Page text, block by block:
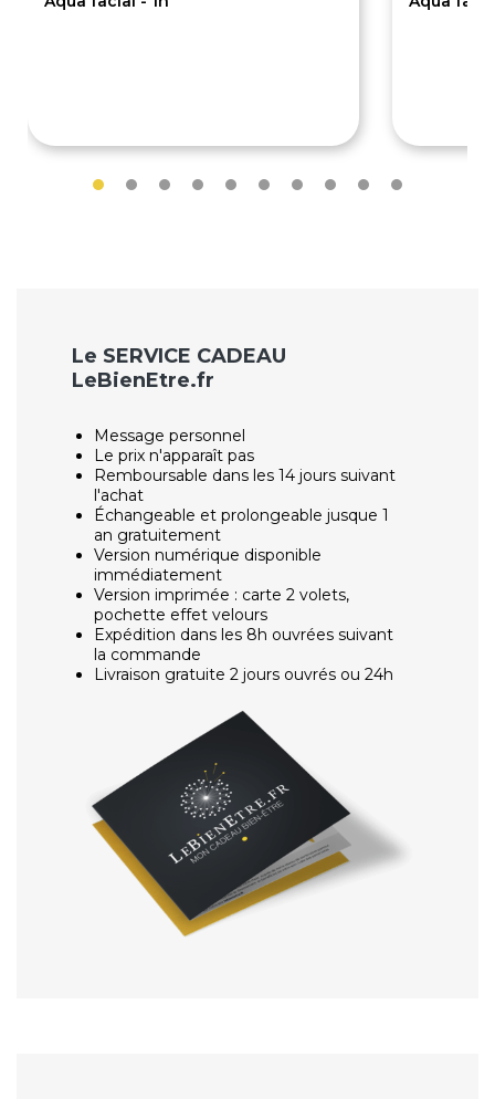
Le SERVICE CADEAU
LeBienEtre.fr
Message personnel
Le prix n'apparaît pas
Remboursable dans les 14 jours suivant
l'achat
Échangeable et prolongeable jusque 1
an gratuitement
Version numérique disponible
immédiatement
Version imprimée : carte 2 volets,
pochette effet velours
Expédition dans les 8h ouvrées suivant
la commande
Livraison gratuite 2 jours ouvrés ou 24h